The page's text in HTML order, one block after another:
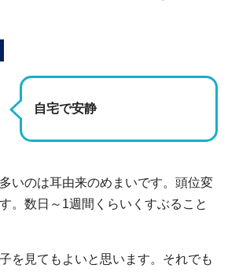
自宅で安静
いのは耳由来のめまいです。頭位変
。数日～1週間くらいくすぶること
を見てもよいと思います。それでも